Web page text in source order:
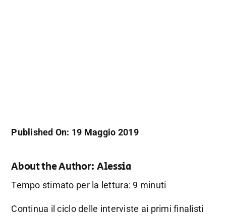
Published On: 19 Maggio 2019
About the Author: Alessia
Tempo stimato per la lettura: 9 minuti
Continua il ciclo delle interviste ai primi finalisti